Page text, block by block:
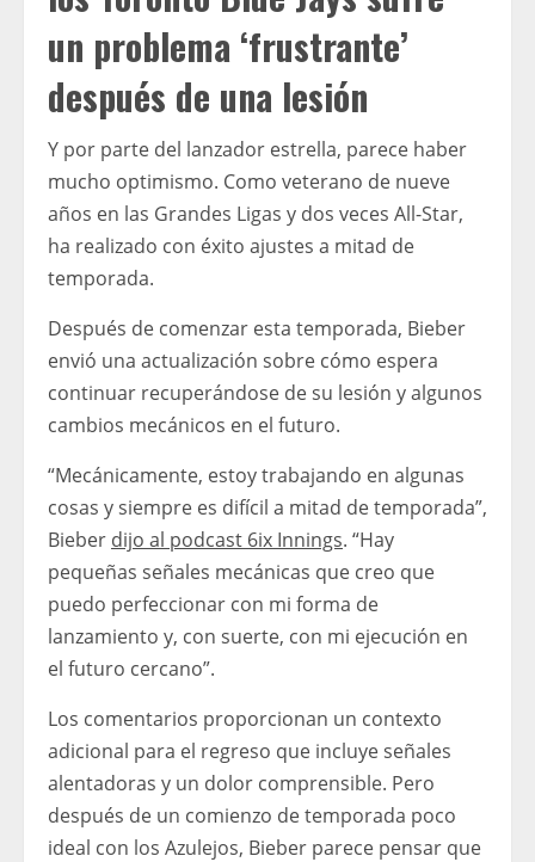
un problema ‘frustrante’
después de una lesión
Y por parte del lanzador estrella, parece haber
mucho optimismo. Como veterano de nueve
años en las Grandes Ligas y dos veces All-Star,
ha realizado con éxito ajustes a mitad de
temporada.
Después de comenzar esta temporada, Bieber
envió una actualización sobre cómo espera
continuar recuperándose de su lesión y algunos
cambios mecánicos en el futuro.
“Mecánicamente, estoy trabajando en algunas
cosas y siempre es difícil a mitad de temporada”,
Bieber dijo al podcast 6ix Innings. “Hay
pequeñas señales mecánicas que creo que
puedo perfeccionar con mi forma de
lanzamiento y, con suerte, con mi ejecución en
el futuro cercano”.
Los comentarios proporcionan un contexto
adicional para el regreso que incluye señales
alentadoras y un dolor comprensible. Pero
después de un comienzo de temporada poco
ideal con los Azulejos, Bieber parece pensar que